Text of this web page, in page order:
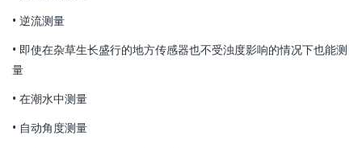
• 逆流测量
• 即使在杂草生长盛行的地方传感器也不受浊度影响的情况下也能测
量
• 在潮水中测量
• 自动角度测量